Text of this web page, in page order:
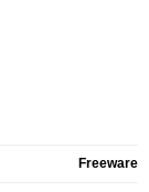
Freeware